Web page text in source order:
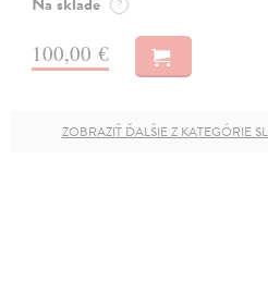
?
100,00 €
ZOBRAZIŤ ĎALŠIE Z KATEGÓRIE